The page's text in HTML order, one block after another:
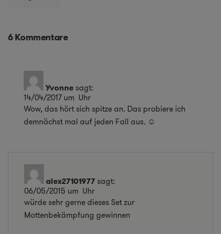
6 Kommentare
Yvonnesagt:
14/04/2017 um Uhr
Wow, das hört sich spitze an. Das probiere ich
demnächst mal auf jeden Fall aus. ☺
alex27101977sagt:
06/05/2015 um Uhr
würde sehr gerne dieses Set zur
Mottenbekämpfung gewinnen